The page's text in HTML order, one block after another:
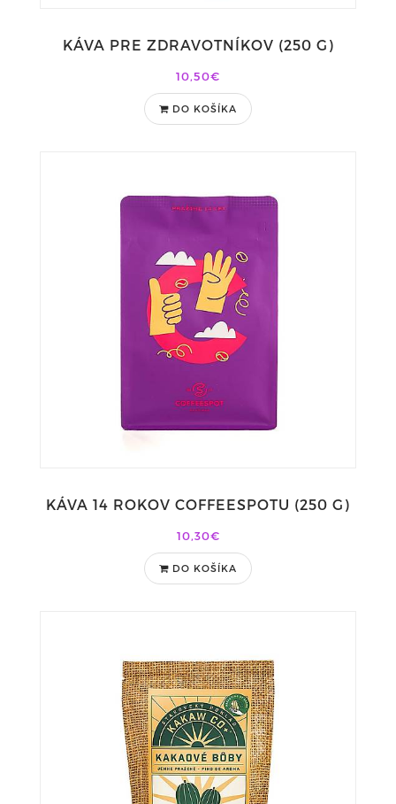
KÁVA PRE ZDRAVOTNÍKOV (250 G)
10,50€
DO KOŠÍKA
KÁVA 14 ROKOV COFFEESPOTU (250 G)
10,30€
DO KOŠÍKA